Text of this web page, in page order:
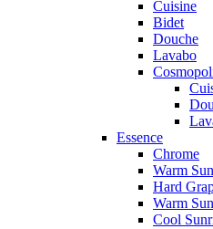
Cuisine
Bidet
Douche
Lavabo
Essence
Chrome
Warm
Hard
Warm
Cool